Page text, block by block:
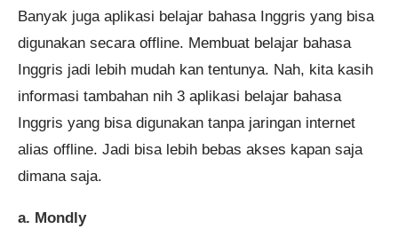
Banyak juga aplikasi belajar bahasa Inggris yang bisa
digunakan secara offline. Membuat belajar bahasa
Inggris jadi lebih mudah kan tentunya. Nah, kita kasih
informasi tambahan nih 3 aplikasi belajar bahasa
Inggris yang bisa digunakan tanpa jaringan internet
alias offline. Jadi bisa lebih bebas akses kapan saja
dimana saja.
a. Mondly